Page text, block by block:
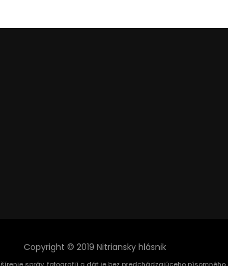
Copyright © 2019 Nitriansky hlásnik
správ, fotografií a dát je bez predchádzajúceho